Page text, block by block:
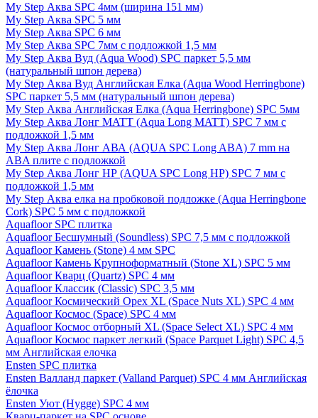
My Step Аква SPC 4мм (ширина 151 мм)
My Step Аква SPC 5 мм
My Step Аква SPC 6 мм
My Step Аква SPC 7мм c подложкой 1,5 мм
My Step Аква Вуд (Aqua Wood) SPC паркет 5,5 мм
(натуральный шпон дерева)
My Step Аква Вуд Английская Елка (Aqua Wood Herringbone)
SPC паркет 5,5 мм (натуральный шпон дерева)
My Step Аква Английская Елка (Aqua Herringbone) SPC 5мм
My Step Аква Лонг MATT (Aqua Long MATT) SPC 7 мм с
подложкой 1,5 мм
My Step Аква Лонг АВА (AQUA SPC Long ABA) 7 mm на
ABA плите с подложкой
My Step Аква Лонг НР (AQUA SPC Long HP) SPC 7 мм с
подложкой 1,5 мм
My Step Аква елка на пробковой подложке (Aqua Herringbone
Cork) SPC 5 мм с подложкой
Aquafloor SPC плитка
Aquafloor Бесшумный (Soundless) SPC 7,5 мм с подложкой
Aquafloor Камень (Stone) 4 мм SPC
Aquafloor Камень Крупноформатный (Stone XL) SPC 5 мм
Aquafloor Кварц (Quartz) SPC 4 мм
Aquafloor Классик (Classic) SPC 3,5 мм
Aquafloor Космический Орех XL (Space Nuts XL) SPC 4 мм
Aquafloor Космос (Space) SPC 4 мм
Aquafloor Космос отборный XL (Space Select XL) SPC 4 мм
Aquafloor Космос паркет легкий (Space Parquet Light) SPC 4,5
мм Английская елочка
Ensten SPC плитка
Ensten Валланд паркет (Valland Parquet) SPC 4 мм Английская
ёлочка
Ensten Уют (Hygge) SPC 4 мм